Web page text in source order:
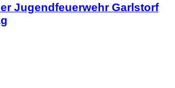
Jugendfeuerwehr Garlstorf